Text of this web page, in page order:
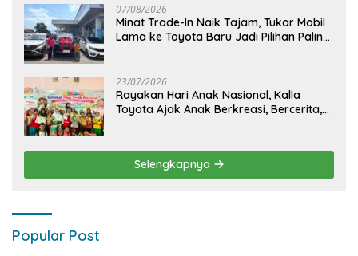
07/08/2026
Minat Trade-In Naik Tajam, Tukar Mobil
Lama ke Toyota Baru Jadi Pilihan Paling
23/07/2026
Rayakan Hari Anak Nasional, Kalla
Toyota Ajak Anak Berkreasi, Bercerita,
Selengkapnya
Popular Post